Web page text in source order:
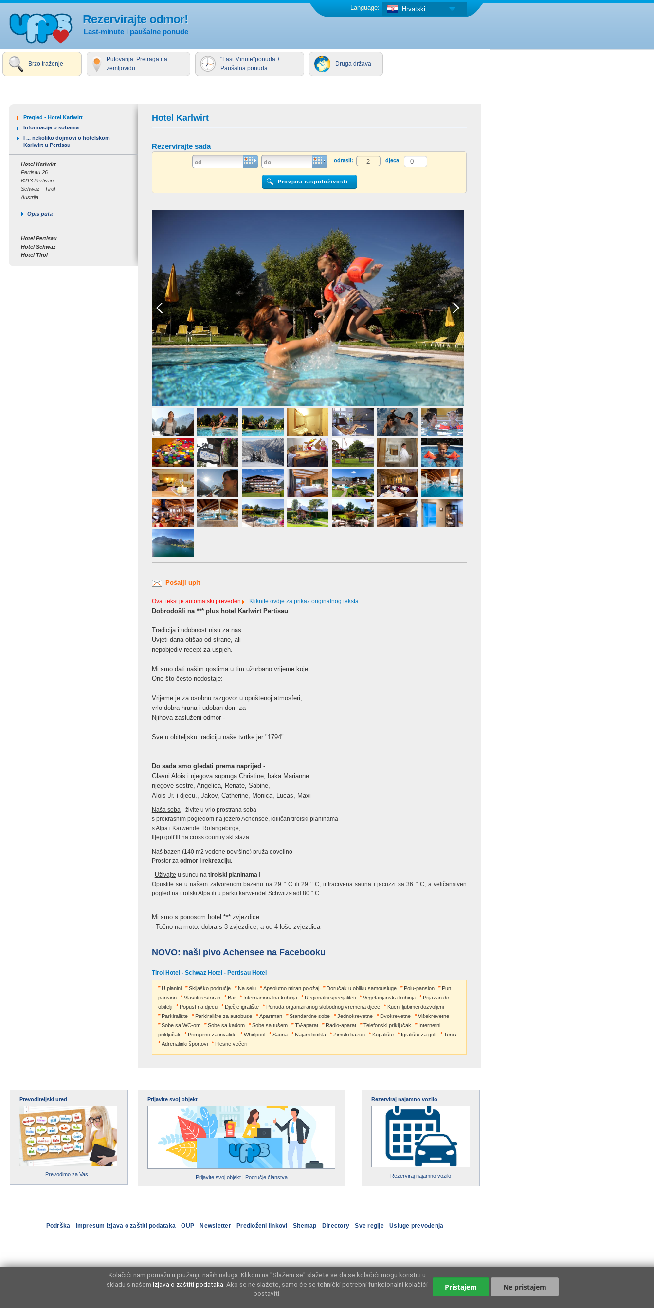
Rezervirajte odmor!
Last-minute i paušalne ponude
Hrvatski
Language:
Brzo traženje
Putovanja: Pretraga na
zemljovidu
"Last Minute"ponuda +
Paušalna ponuda
Druga država
Hotel Karlwirt
Rezervirajte sada
odrasli: djeca:
Pošalji upit
Ovaj tekst je automatski preveden Kliknite ovdje za prikaz originalnog teksta
Dobrodošli na *** plus hotel Karlwirt Pertisau
Tradicija i udobnost nisu za nas
Uvjeti dana otišao od strane, ali
nepobjediv recept za uspjeh.
Mi smo dati našim gostima u tim užurbano vrijeme koje
Ono što često nedostaje:
Vrijeme je za osobnu razgovor u opuštenoj atmosferi,
vrlo dobra hrana i udoban dom za
Njihova zasluženi odmor -
Sve u obiteljsku tradiciju naše tvrtke jer "1794".
Do sada smo gledati prema naprijed -
Glavni Alois i njegova supruga Christine, baka Marianne
njegove sestre, Angelica, Renate, Sabine,
Alois Jr. i djecu., Jakov, Catherine, Monica, Lucas, Maxi
Naša soba- živite u vrlo prostrana soba
s prekrasnim pogledom na jezero Achensee, idiličan tirolski planinama
s Alpa i Karwendel Rofangebirge,
lijep golf ili na cross country ski staza.
Naš bazen (140 m2 vodene površine) pruža dovoljno
Prostor za odmor i rekreaciju.
Uživajte u suncu na tirolski planinamai
Opustite se u našem zatvorenom bazenu na 29 ° C ili 29 ° C, infracrvena sauna i jacuzzi sa 36 ° C, a veličanstven
pogled na tirolski Alpa ili u parku karwendel Schwitzstadl 80 ° C.
Mi smo s ponosom hotel *** zvjezdice
- Točno na moto: dobra s 3 zvjezdice, a od 4 loše zvjezdica
NOVO: naši pivo Achensee na Facebooku
Tirol Hotel - Schwaz Hotel - Pertisau Hotel
U planini Skijaško područje Na selu Apsolutno miran položaj Doručak u obliku samousluge Polu-pansion
Pun
pansion
Vlastiti restoran Bar Internacionalna kuhinja Regionalni specijaliteti Vegetarijanska kuhinja
Prijazan do
obitelji
Popust na djecu Dječje igralište Ponuda organiziranog slobodnog vremena djece
Kucni ljubimci dozvoljeni
Parkiralište
Parkiralište za autobuse Apartman Standardne sobe Jednokrevetne Dvokrevetne
Višekrevetne
Sobe sa WC-om
Sobe sa kadom Sobe sa tušem TV-aparat Radio-aparat Telefonski priključak
Internetni
priključak
Primjerno za invalide Whirlpool Sauna Najam bicikla Zimski bazen Kupalište Igralište za golf
Tenis
Adrenalinki športovi
Plesne večeri
Pregled - Hotel Karlwirt
Informacije o sobama
I ... nekoliko dojmovi o hotelskom
Karlwirt u Pertisau
Hotel Karlwirt
Pertisau 26
6213 Pertisau
Schwaz - Tirol
Austrija
Opis puta
Hotel Pertisau
Hotel Schwaz
Hotel Tirol
Prevoditeljski ured
Prevodimo za Vas...
Prijavite svoj objekt
Prijavite svoj objekt| Područje članstva
Rezerviraj najamno vozilo
Rezerviraj najamno vozilo
Podrška Impresum Izjava o zaštiti podataka OUP Newsletter Predloženi linkovi Sitemap Directory Sve regije Usluge prevođenja
Kolačići nam pomažu u pružanju naših usluga. Klikom na "Slažem se" slažete se da se kolačići mogu koristiti u
skladu s našom Izjava o zaštiti podataka. Ako se ne slažete, samo će se tehnički potrebni funkcionalni kolačići
postaviti.